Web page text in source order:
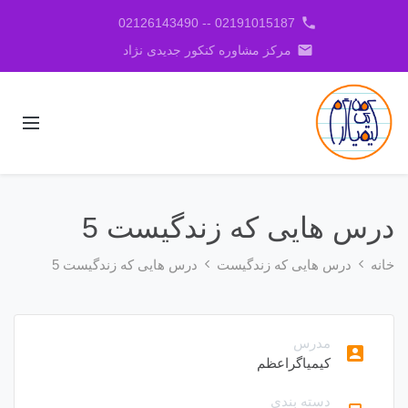
phone
02191015187 -- 02126143490
email مرکز مشاوره کنکور جدیدی نژاد
درس هایی که زندگیست 5
خانه درس هایی که زندگیست درس هایی که زندگیست 5
account_box
مدرس
کیمیاگراعظم
دسته بندی